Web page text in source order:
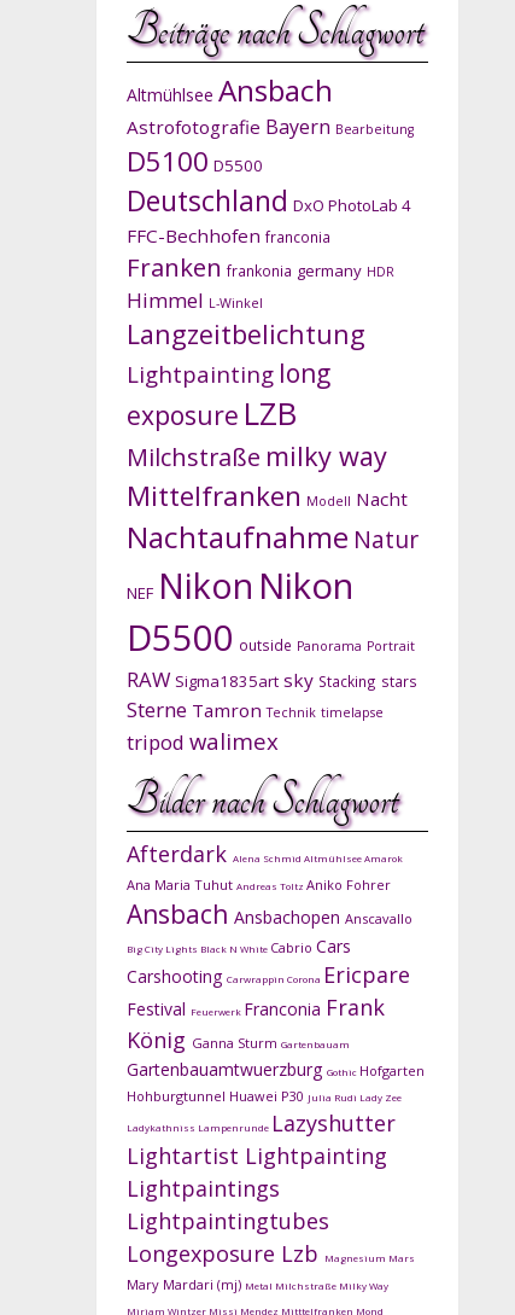
Beiträge nach Schlagwort
Altmühlsee Ansbach
Astrofotografie Bayern Bearbeitung
D5100 D5500
Deutschland DxO PhotoLab 4
FFC-Bechhofen franconia
Franken frankonia germany HDR
Himmel L-Winkel
Langzeitbelichtung
Lightpainting long
exposure LZB
Milchstraße milky way
Mittelfranken Modell Nacht
Nachtaufnahme Natur
NEF Nikon Nikon
D5500 outside Panorama Portrait
RAW Sigma1835art sky Stacking stars
Sterne Tamron Technik timelapse
tripod walimex
Bilder nach Schlagwort
Afterdark Alena Schmid AltmühlseeAmarok
Ana Maria Tuhut Andreas Toltz Aniko Fohrer
Ansbach Ansbachopen Anscavallo
Big City Lights Black N White Cabrio Cars
Carshooting Carwrappin Corona Ericpare
Festival Feuerwerk Franconia Frank
König Ganna Sturm Gartenbauam
Gartenbauamtwuerzburg Gothic Hofgarten
Hohburgtunnel Huawei P30 Julia Rudi Lady Zee
Ladykathniss Lampenrunde Lazyshutter
Lightartist Lightpainting
Lightpaintings
Lightpaintingtubes
Longexposure Lzb Magnesium Mars
Mary Mardari (mj) Metal Milchstraße Milky Way
Mirjam Wintzer Missi Mendez Mitttelfranken Mond